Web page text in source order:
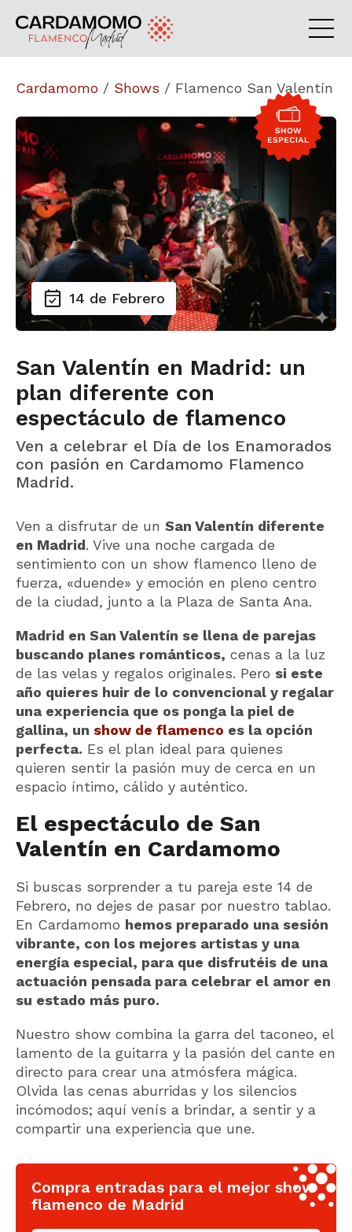
Cardamomo / Shows / Flamenco San Valentín
14 de Febrero
San Valentín en Madrid: un
plan diferente con
espectáculo de flamenco
Ven a celebrar el Día de los Enamorados
con pasión en Cardamomo Flamenco
Madrid.
Ven a disfrutar de un San Valentín diferente
en Madrid. Vive una noche cargada de
sentimiento con un show flamenco lleno de
fuerza, «duende» y emoción en pleno centro
de la ciudad, junto a la Plaza de Santa Ana.
Madrid en San Valentín se llena de parejas
buscando planes románticos, cenas a la luz
de las velas y regalos originales. Pero si este
año quieres huir de lo convencional y regalar
una experiencia que os ponga la piel de
gallina, un show de flamenco es la opción
perfecta. Es el plan ideal para quienes
quieren sentir la pasión muy de cerca en un
espacio íntimo, cálido y auténtico.
El espectáculo de San
Valentín en Cardamomo
Si buscas sorprender a tu pareja este 14 de
Febrero, no dejes de pasar por nuestro tablao.
En Cardamomo hemos preparado una sesión
vibrante, con los mejores artistas y una
energía especial, para que disfrutéis de una
actuación pensada para celebrar el amor en
su estado más puro.
Nuestro show combina la garra del taconeo, el
lamento de la guitarra y la pasión del cante en
directo para crear una atmósfera mágica.
Olvida las cenas aburridas y los silencios
incómodos; aquí venís a brindar, a sentir y a
compartir una experiencia que une.
Compra entradas para el mejor show
flamenco de Madrid